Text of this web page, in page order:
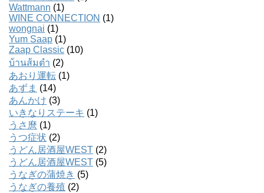
Wattmann (1)
WINE CONNECTION (1)
wongnai (1)
Yum Saap (1)
Zaap Classic (10)
บ้านส้มตํา (2)
あおり運転 (1)
あずま (14)
あんかけ (3)
いきなりステーキ (1)
うさ麿 (1)
うつ症状 (2)
うどん居酒屋WEST (2)
うどん居酒屋WEST (5)
うなぎの蒲焼き (5)
うなぎの養殖 (2)